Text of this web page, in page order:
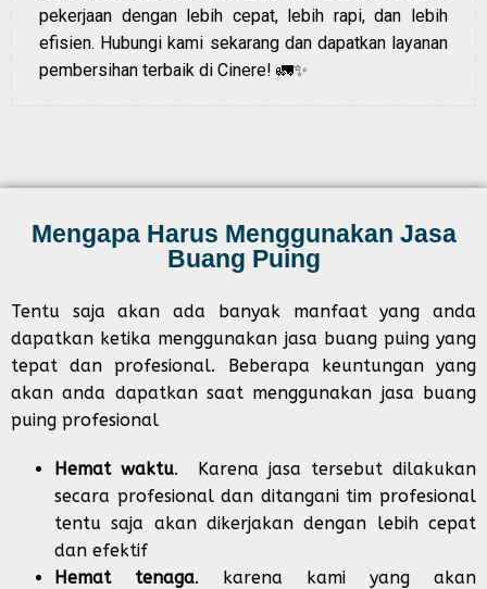
pekerjaan dengan lebih cepat, lebih rapi, dan lebih
efisien. Hubungi kami sekarang dan dapatkan layanan
pembersihan terbaik di Cinere! 🚛✨
Mengapa Harus Menggunakan Jasa
Buang Puing
Tentu saja akan ada banyak manfaat yang anda
dapatkan ketika menggunakan jasa buang puing yang
tepat dan profesional. Beberapa keuntungan yang
akan anda dapatkan saat menggunakan jasa buang
puing profesional
Hemat waktu. Karena jasa tersebut dilakukan
secara profesional dan ditangani tim profesional
tentu saja akan dikerjakan dengan lebih cepat
dan efektif
Hemat tenaga. karena kami yang akan